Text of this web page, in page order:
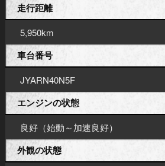
走行距離
5,950km
車台番号
JYARN40N5F
エンジンの状態
良好（始動～加速良好）
外観の状態